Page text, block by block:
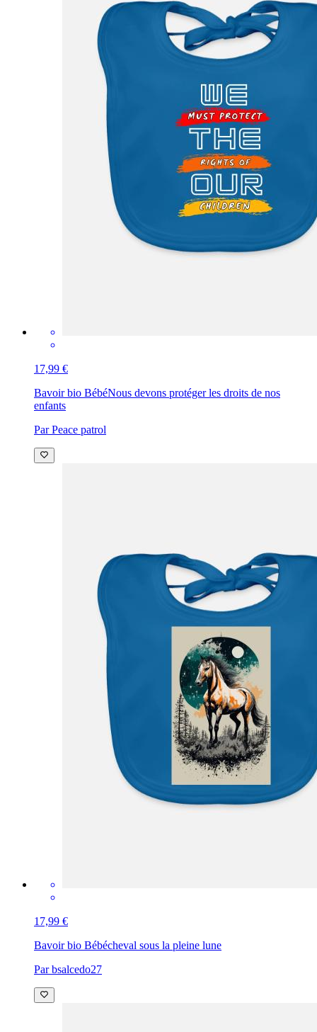
17,99 €
Bavoir bio BébéNous devons protéger les droits de nos
enfants
Par Peace patrol
17,99 €
Bavoir bio Bébécheval sous la pleine lune
Par bsalcedo27